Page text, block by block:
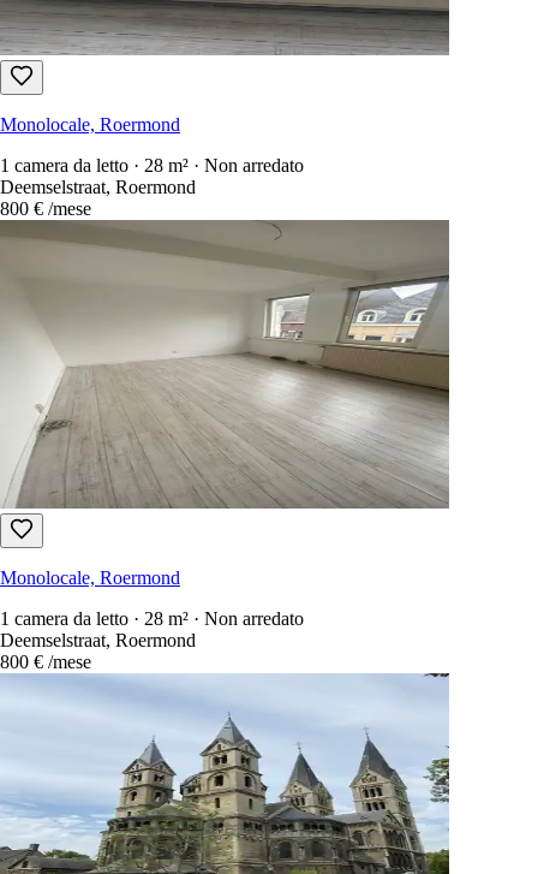
Monolocale, Roermond
1 camera da letto · 28 m² · Non arredato
Deemselstraat, Roermond
800 € /mese
Monolocale, Roermond
1 camera da letto · 28 m² · Non arredato
Deemselstraat, Roermond
800 € /mese